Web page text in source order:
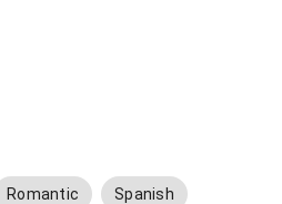
Romantic Spanish